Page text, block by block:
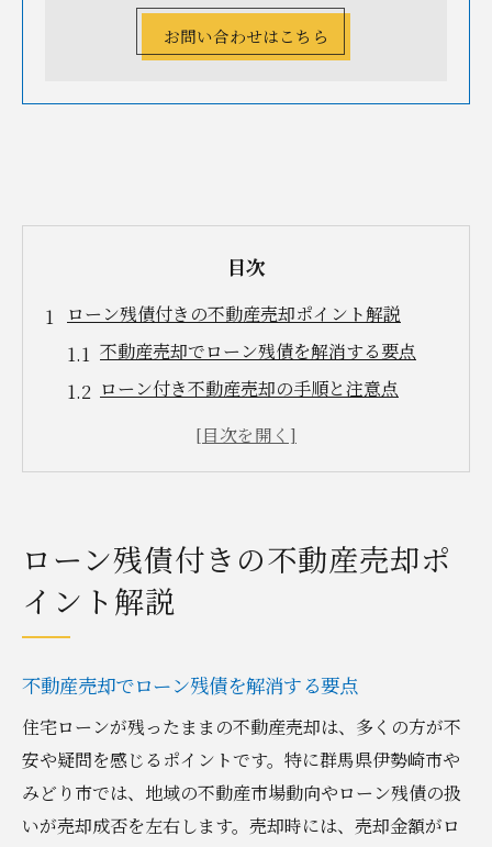
お問い合わせはこちら
目次
ローン残債付きの不動産売却ポイント解説
不動産売却でローン残債を解消する要点
ローン付き不動産売却の手順と注意点
残債がある場合の不動産売却成功の秘訣
不動産売却で群馬県の市場動向を活かす方
法
ト
不動産売却で実践したい査定と交渉術
群馬県で有利に不動産売却するコツを解説
地元情報を生かした不動産売却のポイント
住宅ローンが残る物件の賢い売却術に迫る
ローン残債付きの不動産売却ポ
イント解説
不動産売却でローン残債を解消する要点
住宅ローンが残ったままの不動産売却は、多くの方が不
安や疑問を感じるポイントです。特に群馬県伊勢崎市や
みどり市では、地域の不動産市場動向やローン残債の扱
いが売却成否を左右します。売却時には、売却金額がロ